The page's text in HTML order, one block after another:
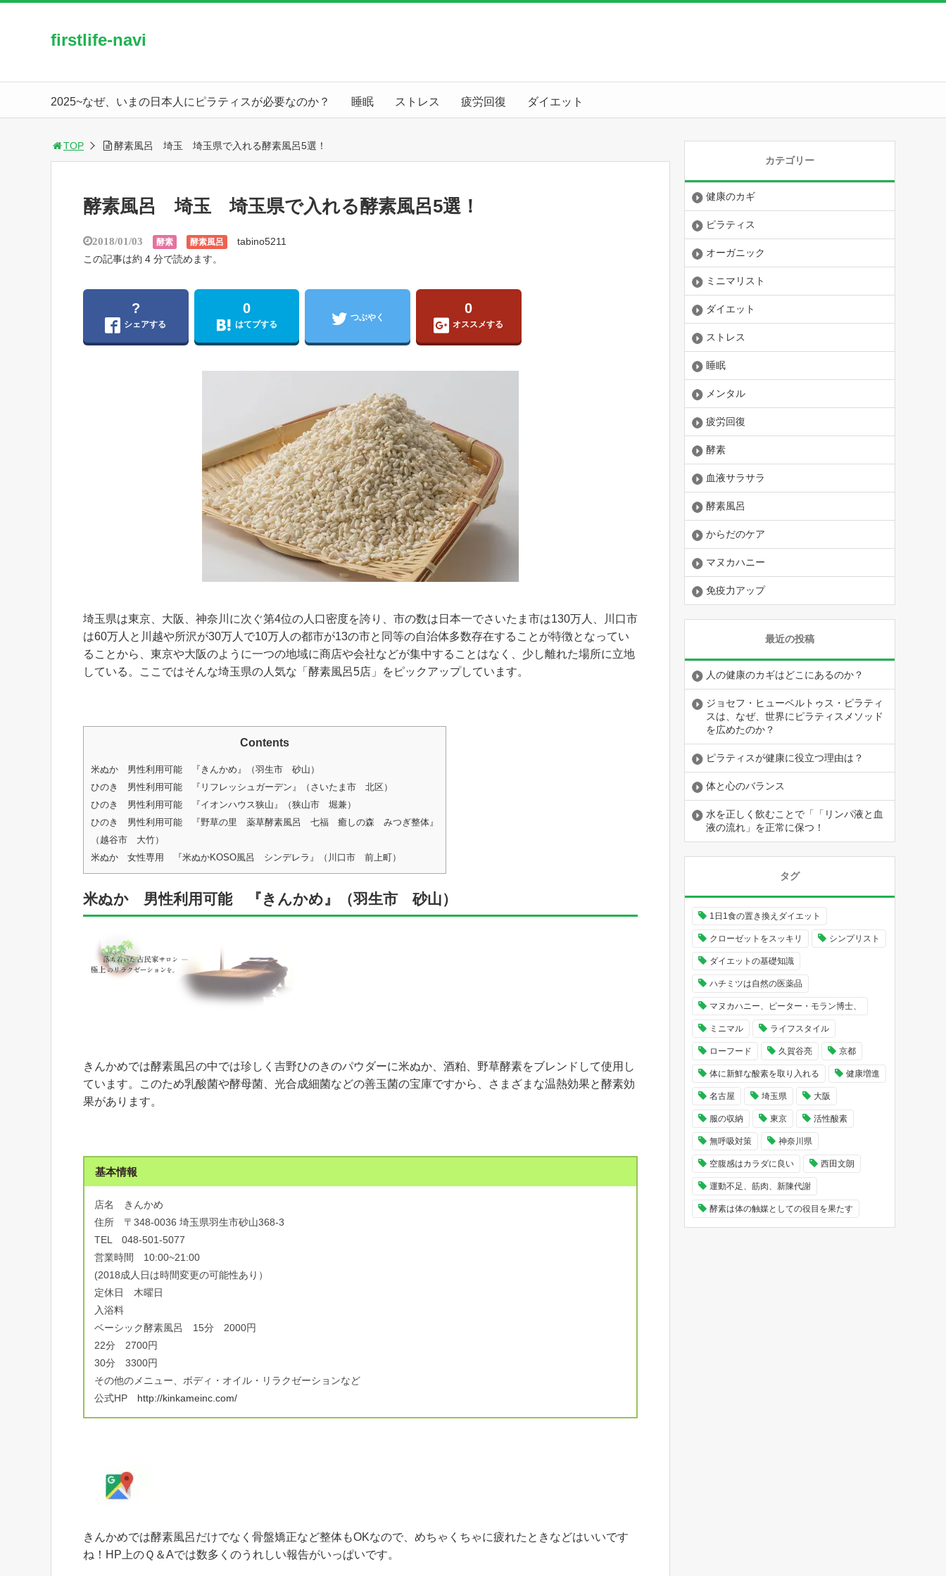
firstlife-navi
2025~なぜ、いまの日本人にピラティスが必要なのか？ 睡眠 ストレス 疲労回復 ダイエット
TOP 酵素風呂 埼玉 埼玉県で入れる酵素風呂5選！
酵素風呂 埼玉 埼玉県で入れる酵素風呂5選！
2018/01/03 酵素 酵素風呂
tabino5211
この記事は約 4 分で読めます。
?
シェアする
0
はてブする
つぶやく
0
オススメする
埼玉県は東京、大阪、神奈川に次ぐ第4位の人口密度を誇り、市の数は日本一でさいたま市は130万人、川口市
は60万人と川越や所沢が30万人で10万人の都市が13の市と同等の自治体多数存在することが特徴となってい
ることから、東京や大阪のように一つの地域に商店や会社などが集中することはなく、少し離れた場所に立地
している。ここではそんな埼玉県の人気な「酵素風呂5店」をピックアップしています。
Contents
米ぬか 男性利用可能 『きんかめ』（羽生市 砂山）
ひのき 男性利用可能 『リフレッシュガーデン』（さいたま市 北区）
ひのき 男性利用可能 『イオンハウス狭山』（狭山市 堀兼）
ひのき 男性利用可能 『野草の里 薬草酵素風呂 七福 癒しの森 みつぎ整体』
（越谷市 大竹）
米ぬか 女性専用 『米ぬかKOSO風呂 シンデレラ』（川口市 前上町）
米ぬか 男性利用可能 『きんかめ』（羽生市 砂山）
きんかめでは酵素風呂の中では珍しく吉野ひのきのパウダーに米ぬか、酒粕、野草酵素をブレンドして使用し
ています。このため乳酸菌や酵母菌、光合成細菌などの善玉菌の宝庫ですから、さまざまな温熱効果と酵素効
果があります。
基本情報
店名 きんかめ
住所 〒348-0036 埼玉県羽生市砂山368-3
TEL 048-501-5077
営業時間 10:00~21:00
(2018成人日は時間変更の可能性あり）
定休日 木曜日
入浴料
ベーシック酵素風呂 15分 2000円
22分 2700円
30分 3300円
その他のメニュー、ボディ・オイル・リラクゼーションなど
公式HP http://kinkameinc.com/
きんかめでは酵素風呂だけでなく骨盤矯正など整体もOKなので、めちゃくちゃに疲れたときなどはいいです
ね！HP上のＱ＆Aでは数多くのうれしい報告がいっぱいです。
カテゴリー
健康のカギ
ピラティス
オーガニック
ミニマリスト
ダイエット
ストレス
睡眠
メンタル
疲労回復
酵素
血液サラサラ
酵素風呂
からだのケア
マヌカハニー
免疫力アップ
最近の投稿
人の健康のカギはどこにあるのか？
ジョセフ・ヒューベルトゥス・ピラティ
スは、なぜ、世界にピラティスメソッド
を広めたのか？
ピラティスが健康に役立つ理由は？
体と心のバランス
水を正しく飲むことで「「リンパ液と血
液の流れ」を正常に保つ！
タグ
1日1食の置き換えダイエット
クローゼットをスッキリ シンプリスト
ダイエットの基礎知識
ハチミツは自然の医薬品
マヌカハニー、ピーター・モラン博士、
ミニマル ライフスタイル
ローフード 久賀谷亮 京都
体に新鮮な酸素を取り入れる 健康増進
名古屋 埼玉県 大阪
服の収納 東京 活性酸素
無呼吸対策 神奈川県
空腹感はカラダに良い 西田文朗
運動不足、筋肉、新陳代謝
酵素は体の触媒としての役目を果たす